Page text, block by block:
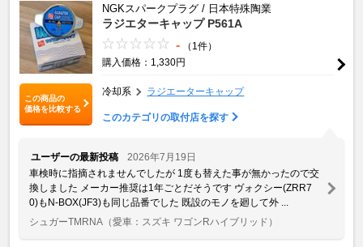
この商品の
価格を比較する
NGKスパークプラグ / 日本特殊陶業
ラジエターキャップ P561A
-
（1件）
購入価格：1,330円
冷却系 ラジエーターキャップ
このカテゴリの取付店を探す
ユーザーの最新投稿
2026年7月19日
車検時に指摘されませんでしたが 1度も替えた事が無かったので交
換しました メーカー推奨は1年ごとだそうです ヴォクシー(ZRR7
0)もN-BOX(JF3)も同じ品番でした 既設のモノを廻して外 ...
シュガーTMRNA （愛車：スズキ ワゴンRハイブリッド）